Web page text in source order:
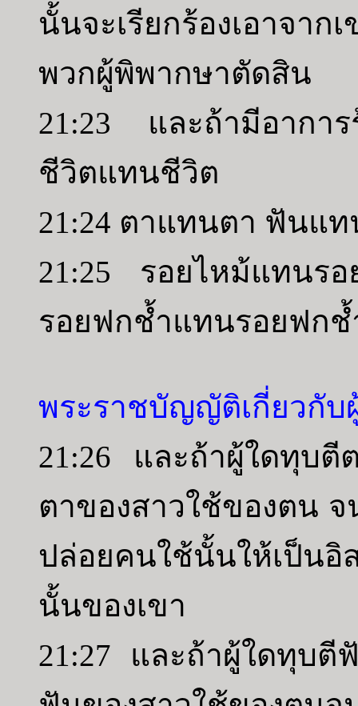
นั้นจะเรียกร้องเอาจ
พวกผู้พิพากษาตัดสิน
21:23 และถ้ามีอากา
ชีวิตแทนชีวิต
21:24 ตาแทนตา ฟันแ
21:25 รอยไหม้แทนร
รอยฟกช้ำแทนรอยฟกช้
พระราชบัญญัติเกี่ยวกับ
21:26 และถ้าผู้ใดทุบ
ตาของสาวใช้ของตน
ปล่อยคนใช้นั้นให้เป็นอิ
นั้นของเขา
21:27 และถ้าผู้ใดทุบ